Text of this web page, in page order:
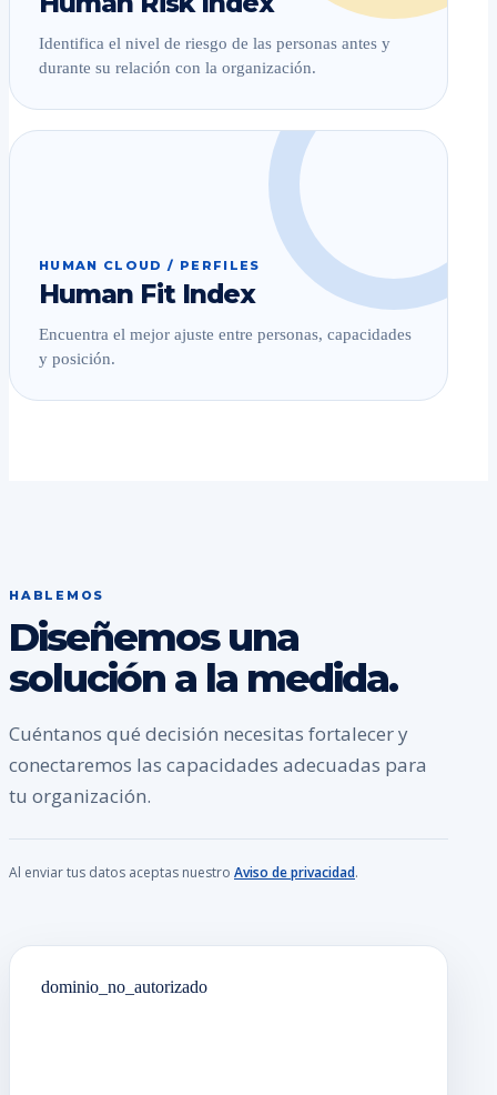
Identifica el nivel de riesgo de las personas antes y
durante su relación con la organización.
HUMAN CLOUD / PERFILES
Human Fit Index
Encuentra el mejor ajuste entre personas, capacidades
y posición.
HABLEMOS
Diseñemos una
solución a la medida.
Cuéntanos qué decisión necesitas fortalecer y
conectaremos las capacidades adecuadas para
tu organización.
Al enviar tus datos aceptas nuestro Aviso de privacidad.
dominio_no_autorizado